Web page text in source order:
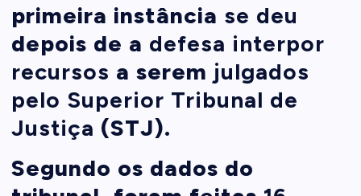
primeira instância se deu
depois de a defesa interpor
recursos a serem julgados
pelo Superior Tribunal de
Justiça (STJ).
Segundo os dados do